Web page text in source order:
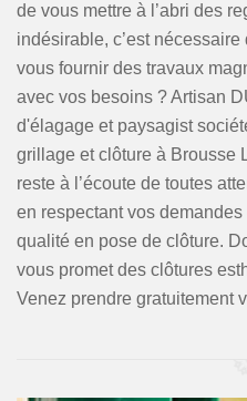
de vous mettre à l’abri des
indésirable, c’est
vous fournir des travaux
avec vos besoins ? Artisan
d'élagage et paysagist
grillage et clôture à Brousse
reste à l’écoute de toutes
en respectant vos
qualité en pose de clôture.
vous promet des clôtures
Venez prendre gratuitement